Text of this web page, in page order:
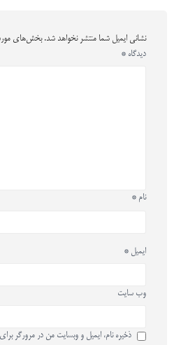
نشانی ایمیل شما منتشر نخواهد شد. بخش‌های
دیدگاه *
نام *
ایمیل *
وب‌ سایت
ذخیره نام، ایمیل و وبسایت من در مرورگر